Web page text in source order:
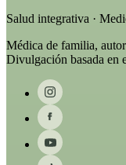
Salud integrativa ·
Médica de familia,
Divulgación basada en